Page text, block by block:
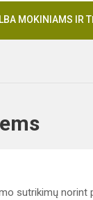
MOKINIAMS IR
sutrikimų norint